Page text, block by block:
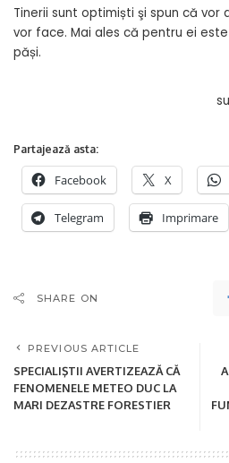
Tinerii sunt optimiști şi spun că vor
vor face. Mai ales că pentru ei
păși.
Partajează asta:
Facebook X
Telegram Imprimare
SHARE ON
PREVIOUS ARTICLE
SPECIALIŞTII AVERTIZEAZĂ CĂ
FENOMENELE METEO DUC LA
MARI DEZASTRE FORESTIER